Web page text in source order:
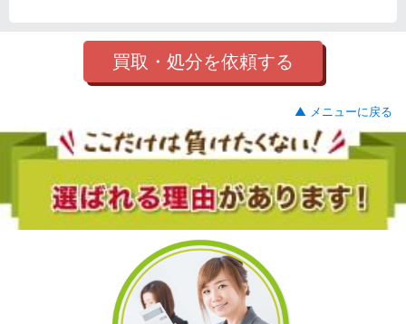
買取・処分を依頼する
▲ メニューに戻る